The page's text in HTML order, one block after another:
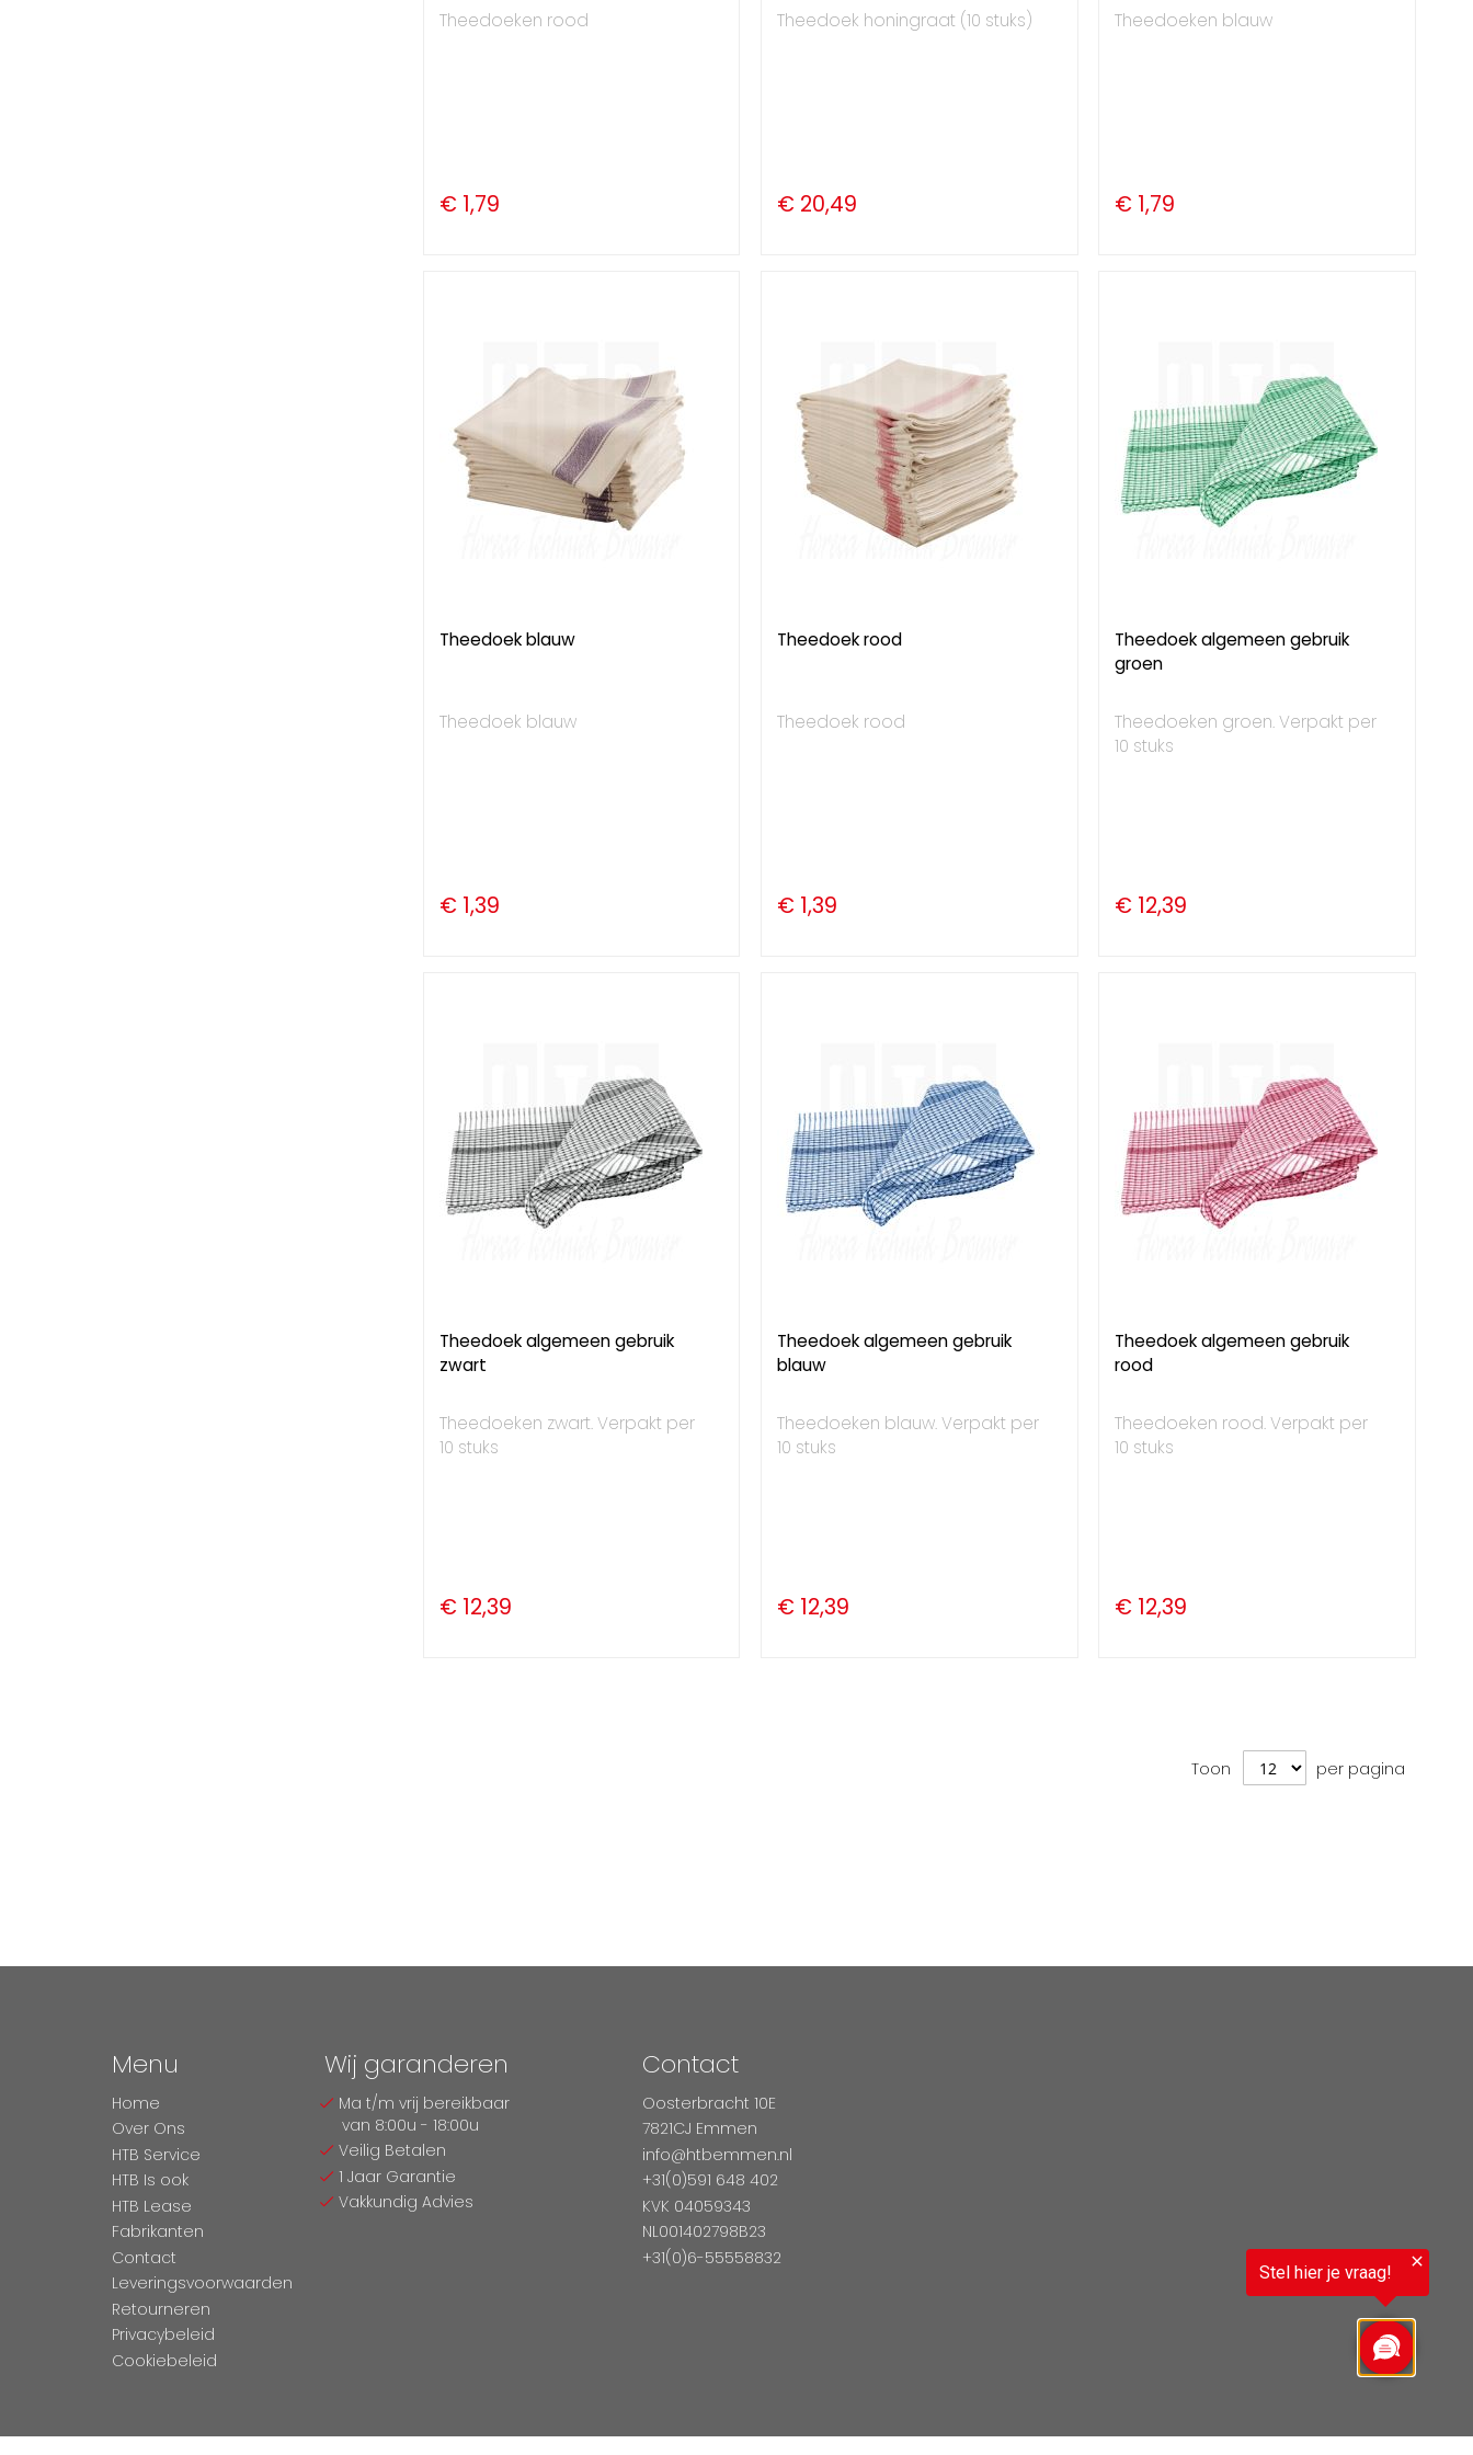
Theedoeken rood
€ 1,79
Theedoek honingraat (10 stuks)
€ 20,49
Theedoeken blauw
€ 1,79
Theedoek blauw
Theedoek blauw
€ 1,39
Theedoek rood
Theedoek rood
€ 1,39
Theedoek algemeen gebruik
groen
Theedoeken groen. Verpakt per
10 stuks
€ 12,39
Theedoek algemeen gebruik
zwart
Theedoeken zwart. Verpakt per
10 stuks
€ 12,39
Theedoek algemeen gebruik
blauw
Theedoeken blauw. Verpakt per
10 stuks
€ 12,39
Theedoek algemeen gebruik
rood
Theedoeken rood. Verpakt per
10 stuks
€ 12,39
Toon per pagina
Menu
Home
Over Ons
HTB Service
HTB Is ook
HTB Lease
Fabrikanten
Contact
Leveringsvoorwaarden
Retourneren
Privacybeleid
Cookiebeleid
Wij garanderen
Ma t/m vrij bereikbaar
van 8:00u - 18:00u
Veilig Betalen
1 Jaar Garantie
Vakkundig Advies
Contact
Oosterbracht 10E
7821CJ Emmen
info@htbemmen.nl
+31(0)591 648 402
KVK 04059343
NL001402798B23
+31(0)6-55558832